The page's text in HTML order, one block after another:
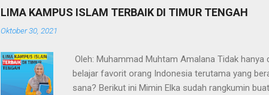
motivasi untuk tidak bersedih dan selalu
LIMA KAMPUS ISLAM TERBAIK DI TIMUR TENGAH
Oktober 30, 2021
Oleh: Muhammad Muhtam Amalana Tidak
belajar favorit orang Indonesia terutama yang
sana? Berikut ini Mimin Elka sudah rangkumin